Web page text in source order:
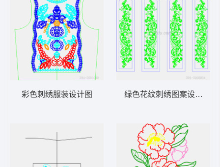
彩色刺绣服装设计图 绿色花纹刺绣图案设计图